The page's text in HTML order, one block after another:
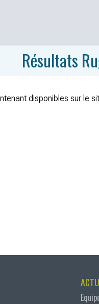
Résultats
disponibles sur le